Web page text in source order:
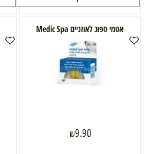
אטמי ספוג לאוזניים Medic Spa
₪9.90